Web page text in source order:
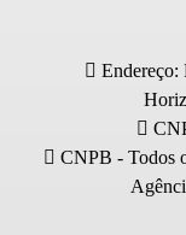
Endereço:
CNPB - Todos